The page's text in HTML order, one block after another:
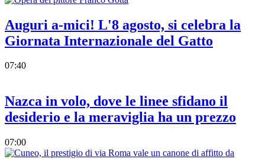
Auguri a-mici! L'8 agosto, si celebra la
Giornata Internazionale del Gatto
07:40
Nazca in volo, dove le linee sfidano il
desiderio e la meraviglia ha un prezzo
07:00